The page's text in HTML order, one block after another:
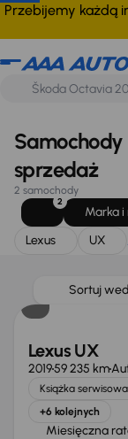
Przebijemy każdą
Lexus UX
sprzedaż
2 samochody
2
Marka i
Lexus
UX
Sortuj
Taniej o 500 zł
Lexus UX
201959 235 km
Książka serwisowa
+6 kolejnych
Miesięczna